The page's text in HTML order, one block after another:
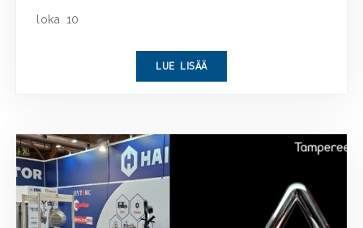
loka 10
LUE LISÄÄ